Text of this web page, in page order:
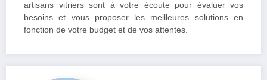
artisans vitriers sont à votre écoute pour évaluer vos
besoins et vous proposer les meilleures solutions en
fonction de votre budget et de vos attentes.